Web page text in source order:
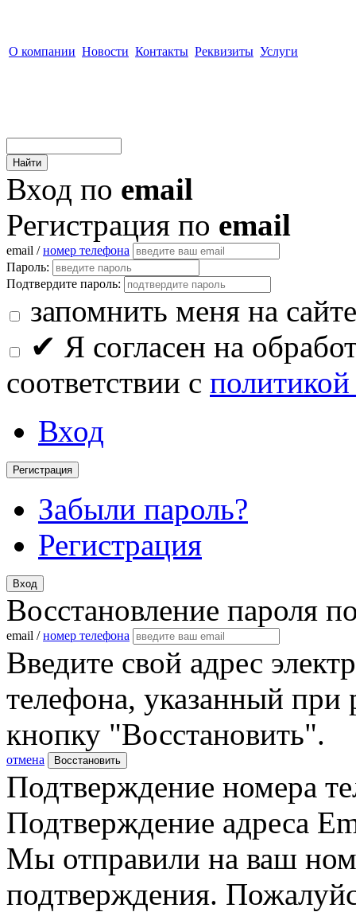
О компании Новости Контакты Реквизиты Услуги
Вход по email
Регистрация по email
email /номер телефона
Пароль:
Подтвердите пароль:
запомнить меня на сайте
✔ Я согласен на
соответствии с
Вход
Регистрация
Забыли пароль?
Регистрация
Вход
Восстановление пароля
email /номер телефона
Введите свой адрес
телефона, указанный при
кнопку "Восстановить".
отмена Восстановить
Подтверждение номера
Подтверждение адреса
Мы отправили на ваш
подтверждения.